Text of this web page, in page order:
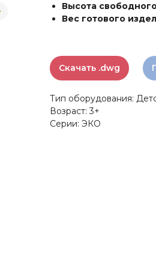
Высота
Вес готового
Скачать .dwg
Тип оборудования:
Возраст: 3+
Серии: ЭКО